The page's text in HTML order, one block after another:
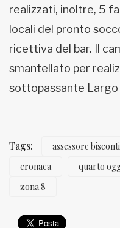
realizzati, inoltre, 5
locali del pronto
ricettiva del bar. Il
smantellato per
sottopassante Largo
Tags: assessore bisconti
cronaca
quarto
zona 8